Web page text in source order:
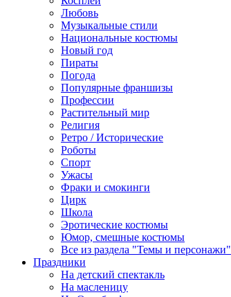
Любовь
Музыкальные стили
Национальные костюмы
Новый год
Пираты
Погода
Популярные франшизы
Профессии
Растительный мир
Религия
Ретро / Исторические
Роботы
Спорт
Ужасы
Фраки и смокинги
Цирк
Школа
Эротические костюмы
Юмор, смешные костюмы
Все из раздела "Темы и персонажи"
Праздники
На детский спектакль
На масленицу